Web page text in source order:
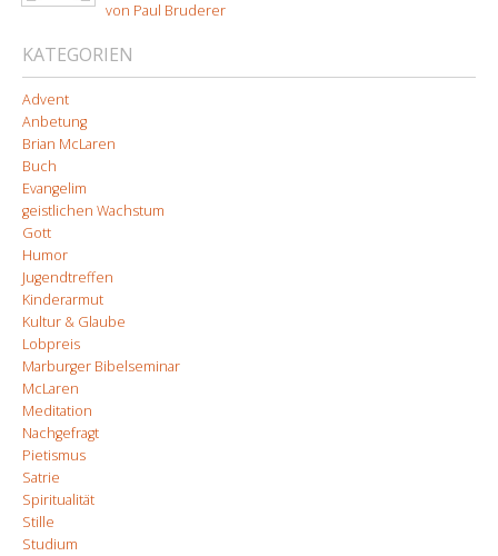
von Paul Bruderer
KATEGORIEN
Advent
Anbetung
Brian McLaren
Buch
Evangelim
geistlichen Wachstum
Gott
Humor
Jugendtreffen
Kinderarmut
Kultur & Glaube
Lobpreis
Marburger Bibelseminar
McLaren
Meditation
Nachgefragt
Pietismus
Satrie
Spiritualität
Stille
Studium